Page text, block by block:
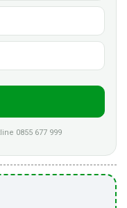
0855 677 999